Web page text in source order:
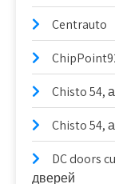
Centrauto
Chisto 54,
Chisto 54,
DC doors
дверей